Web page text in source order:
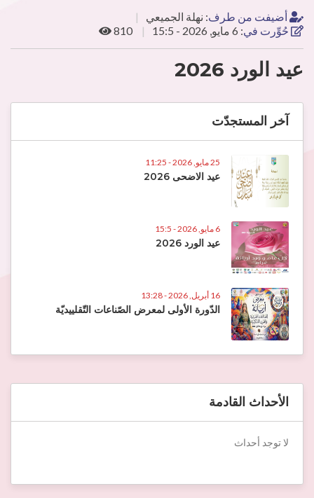
أضيفت من طرف: نهلة الجميعي
حُوِّرت في: 6 مايو, 2026 - 15:5 810
عيد الورد 2026
آخر المستجدّت
25 مايو, 2026 - 11:25
عيد الاضحى 2026
6 مايو, 2026 - 15:5
عيد الورد 2026
16 أبريل, 2026 - 13:28
الدّورة الأولى لمعرض الصّناعات التّقلييديّة
الأحداث القادمة
لا توجد أحداث